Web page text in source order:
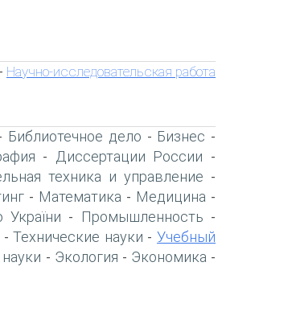
- Научно-исследовательская работа
Библиотечное дело - Бизнес -
- Диссертации России -
техника и управление -
- Математика - Медицина -
України - Промышленность -
-Технические науки -Учебный
- Экология - Экономика -